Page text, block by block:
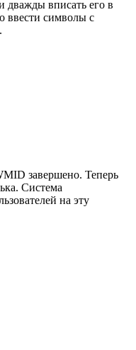
дважды вписать его в
ввести символы с
завершено. Теперь
Система
на эту